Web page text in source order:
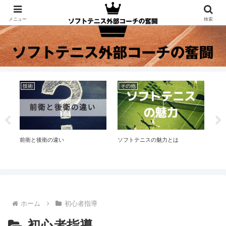
技術
前衛と後衛の違い
その他
ソフトテニスの魅力とは
ホーム 初心者指導
メニュー 検索